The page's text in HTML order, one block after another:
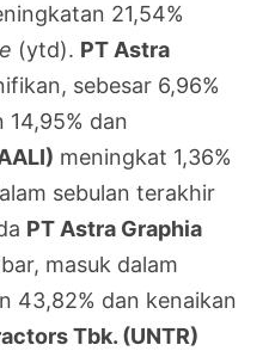
21,54%
(ytd). PT Astra
sebesar 6,96%
dan
meningkat 1,36%
sebulan terakhir
PT Astra Graphia
masuk dalam
43,82% dan kenaikan
Tbk. (UNTR)